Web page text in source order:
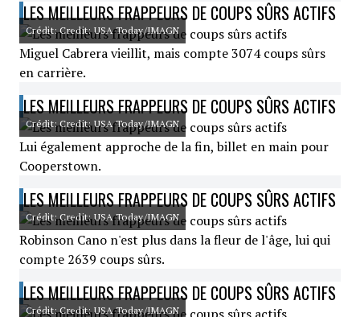
LES MEILLEURS FRAPPEURS DE COUPS SÛRS ACTIFS
Crédit: Credit: USA Today/IMAGN
Miguel Cabrera vieillit, mais compte 3074 coups sûrs
en carrière.
LES MEILLEURS FRAPPEURS DE COUPS SÛRS ACTIFS
Crédit: Credit: USA Today/IMAGN
Lui également approche de la fin, billet en main pour
Cooperstown.
LES MEILLEURS FRAPPEURS DE COUPS SÛRS ACTIFS
Crédit: Credit: USA Today/IMAGN
Robinson Cano n'est plus dans la fleur de l'âge, lui qui
compte 2639 coups sûrs.
LES MEILLEURS FRAPPEURS DE COUPS SÛRS ACTIFS
Crédit: Credit: USA Today/IMAGN